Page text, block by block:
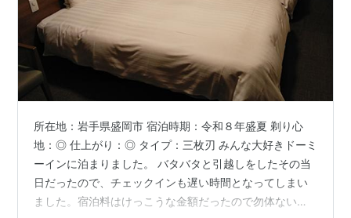
所在地：岩手県盛岡市 宿泊時期：令和８年盛夏 剃り心
地：◎ 仕上がり：◎ タイプ：三枚刃 みんな大好きドーミ
ーインに泊まりました。 バタバタと引越しをしたその当
日だったので、チェックインも遅い時間となってしまい
ました。宿泊料はけっこうな金額だったので勿体ないの